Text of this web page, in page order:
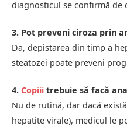
diagnosticul se confirmă de
3. Pot preveni ciroza prin
Da, depistarea din timp a
steatozei poate preveni
4. Copiii trebuie să facă
Nu de rutină, dar dacă
hepatite virale), medicul le